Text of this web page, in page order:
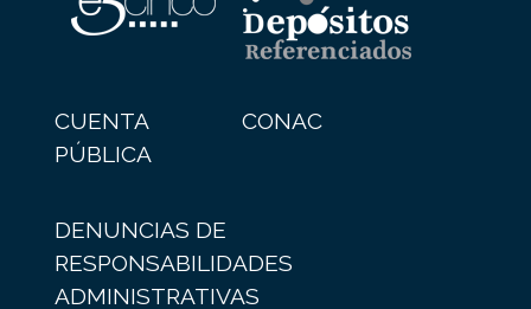
CUENTA
PÚBLICA
CONAC
DENUNCIAS DE
RESPONSABILIDADES
ADMINISTRATIVAS